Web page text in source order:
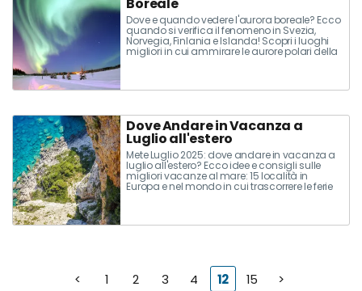
Boreale
Dove e quando vedere l'aurora boreale? Ecco
quando si verifica il fenomeno in Svezia,
Norvegia, Finlania e Islanda! Scopri i luoghi
migliori in cui ammirare le aurore polari della
Lapponia Svedese e Finlandese.
Dove Andare in Vacanza a
Luglio all'estero
Mete Luglio 2025: dove andare in vacanza a
luglio all'estero? Ecco idee e consigli sulle
migliori vacanze al mare: 15 località in
Europa e nel mondo in cui trascorrere le ferie
di Luglio!
< 1 2 3 4 12 15 >